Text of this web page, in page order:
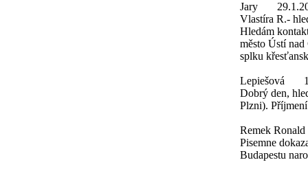
Jary
Vlastíra R.-
Hledám
město Ústí
splku
Lepiešová
Dobrý den,
Plzni).
Remek Ronald
Pisemne
Budapestu